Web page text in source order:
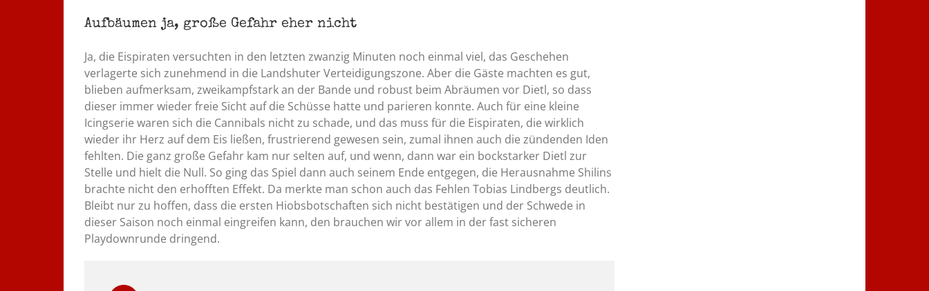
Aufbäumen ja, große Gefahr eher nicht
Ja, die Eispiraten versuchten in den letzten zwanzig Minuten noch einmal viel, das Geschehen
verlagerte sich zunehmend in die Landshuter Verteidigungszone. Aber die Gäste machten es gut,
blieben aufmerksam, zweikampfstark an der Bande und robust beim Abräumen vor Dietl, so dass
dieser immer wieder freie Sicht auf die Schüsse hatte und parieren konnte. Auch für eine kleine
Icingserie waren sich die Cannibals nicht zu schade, und das muss für die Eispiraten, die wirklich
wieder ihr Herz auf dem Eis ließen, frustrierend gewesen sein, zumal ihnen auch die zündenden Iden
fehlten. Die ganz große Gefahr kam nur selten auf, und wenn, dann war ein bockstarker Dietl zur
Stelle und hielt die Null. So ging das Spiel dann auch seinem Ende entgegen, die Herausnahme Shilins
brachte nicht den erhofften Effekt. Da merkte man schon auch das Fehlen Tobias Lindbergs deutlich.
Bleibt nur zu hoffen, dass die ersten Hiobsbotschaften sich nicht bestätigen und der Schwede in
dieser Saison noch einmal eingreifen kann, den brauchen wir vor allem in der fast sicheren
Playdownrunde dringend.